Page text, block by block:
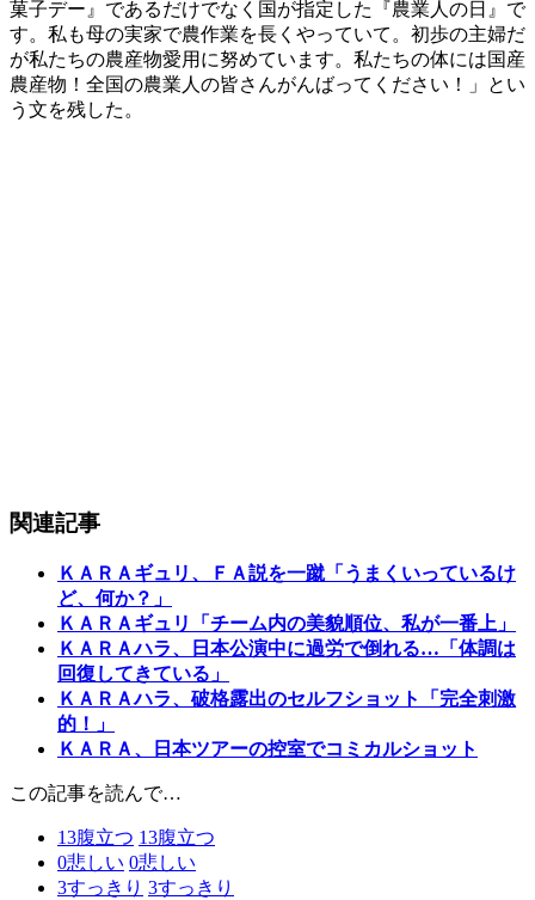
菓子デー』であるだけでなく国が指定した『農業人の日』で
す。私も母の実家で農作業を長くやっていて。初歩の主婦だ
が私たちの農産物愛用に努めています。私たちの体には国産
農産物！全国の農業人の皆さんがんばってください！」とい
う文を残した。
関連記事
ＫＡＲＡギュリ、ＦＡ説を一蹴「うまくいっているけ
ど、何か？」
ＫＡＲＡギュリ「チーム内の美貌順位、私が一番上」
ＫＡＲＡハラ、日本公演中に過労で倒れる…「体調は
回復してきている」
ＫＡＲＡハラ、破格露出のセルフショット「完全刺激
的！」
ＫＡＲＡ、日本ツアーの控室でコミカルショット
この記事を読んで…
13腹立つ 13腹立つ
0悲しい 0悲しい
3すっきり 3すっきり